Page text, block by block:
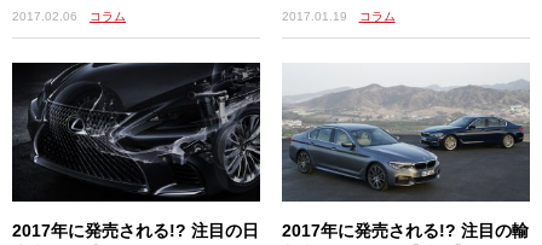
Rd.8／11月5日／上海国際サーキット6時間（中国）
Rd.9／11月18日／バーレーン6時間（バーレーン）
WRC（世界ラリー選手権）
第1戦／1月19日～22日／モンテカルロ
第2戦／2月9日～12日／スウェーデン
第3戦／3月9日～12日／メキシコ
第4戦／4月6日～9日／フランス
第5戦／4月27日～30日／アルゼンチン
2017.02.06 コラム 2017.01.19 コラム
2017年に発売される!? 注目の日
2017年に発売される!? 注目の輸